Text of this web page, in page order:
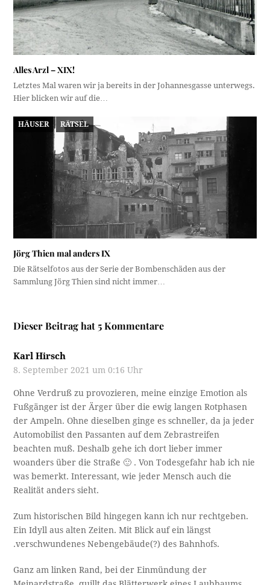
Alles Arzl – XIX!
Letztes Mal waren wir ja bereits in der Johannesgasse unterwegs.
Hier blicken wir auf die…
HÄUSER RÄTSEL
Jörg Thien mal anders IX
Die Rätselfotos aus der Serie der Bombenschäden aus der
Sammlung Jörg Thien sind nicht immer…
Dieser Beitrag hat 5 Kommentare
Karl Hirsch
8. September 2021 um 0:16 Uhr
Ohne Verdruß zu provozieren, meine einzige Emotion als
Fußgänger ist der Ärger über die ewig langen Rotphasen
der Ampeln. Ohne dieselben ginge es schneller, da ja jeder
Automobilist den Passanten auf dem Zebrastreifen
beachten muß. Deshalb gehe ich dort lieber immer
woanders über die Straße 🙂 . Von Todesgefahr hab ich nie
was bemerkt. Interessant, wie jeder Mensch auch die
Realität anders sieht.
Zum historischen Bild hingegen kann ich nur rechtgeben.
Ein Idyll aus alten Zeiten. Mit Blick auf ein längst
.verschwundenes Nebengebäude(?) des Bahnhofs.
Ganz am linken Rand, bei der Einmündung der